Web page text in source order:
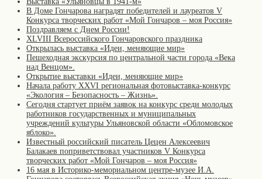
В Доме Гончарова наградят победителей и лауреатов V
Конкурса творческих работ «Мой Гончаров – моя Россия»
Поздравляем с Днем России!
XLVIII Всероссийского Гончаровского праздника
Открылась выставка «Идеи, меняющие мир»
Пешеходная экскурсия по центральной части города «Века
над Венцом».
Открытие выставки «Идеи, меняющие мир»
Начала работу XXVI региональная фотовыставка-конкурс
«Экология – Безопасность – Жизнь».
Сегодня стартует приём заявок на конкурс среди молодых
работников государственных и муниципальных
учреждений культуры Ульяновской области «Обломовское
яблоко».
Известный российский писатель Цецен Алексеевич
Балакаев поприветствовал участников V Конкурса
творческих работ «Мой Гончаров – моя Россия»
16 мая в Историко-мемориальном центре-музее И.А.